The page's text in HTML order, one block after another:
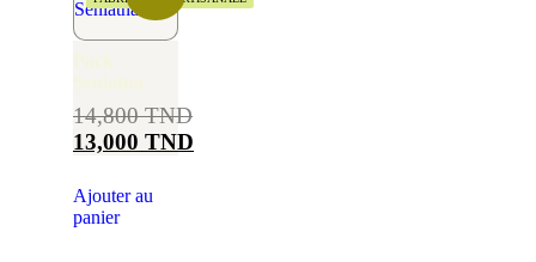
14,800TND
13,000 TND
Ajouter au
panier